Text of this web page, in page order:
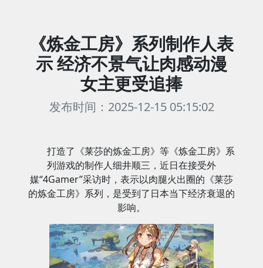
《炼金工房》系列制作人表
示 经济不景气让肉感动漫
女主更受追捧
发布时间：2025-12-15 05:15:02
打造了《莱莎的炼金工房》等《炼金工房》系
列游戏的制作人细井顺三，近日在接受外
媒“4Gamer”采访时，表示以肉腿火出圈的《莱莎
的炼金工房》系列，是受到了日本当下经济衰退的
影响。